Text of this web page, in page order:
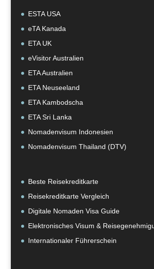
ESTA USA
eTA Kanada
ETA UK
eVisitor Australien
ETA Australien
ETA Neuseeland
ETA Kambodscha
ETA Sri Lanka
Nomadenvisum Indonesien
Nomadenvisum Thailand (DTV)
Beste Reisekreditkarte
Reisekreditkarte Vergleich
Digitale Nomaden Visa Guide
Elektronisches Visum &
Internationaler Führerschein